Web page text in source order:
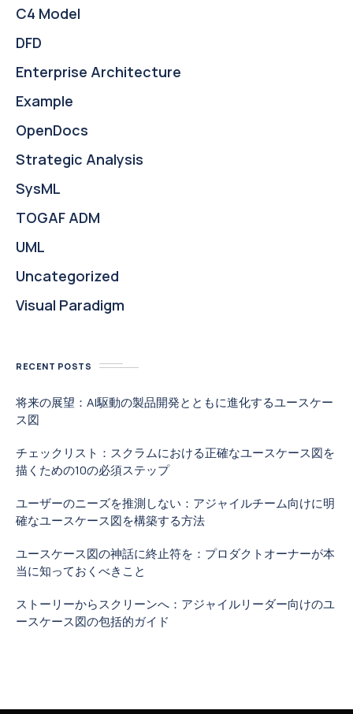
C4 Model
DFD
Enterprise Architecture
Example
OpenDocs
Strategic Analysis
SysML
TOGAF ADM
UML
Uncategorized
Visual Paradigm
RECENT POSTS
将来の展望：AI駆動の製品開発とともに進化するユースケー
ス図
チェックリスト：スクラムにおける正確なユースケース図を
描くための10の必須ステップ
ユーザーのニーズを推測しない：アジャイルチーム向けに明
確なユースケース図を構築する方法
ユースケース図の神話に終止符を：プロダクトオーナーが本
当に知っておくべきこと
ストーリーからスクリーンへ：アジャイルリーダー向けのユ
ースケース図の包括的ガイド